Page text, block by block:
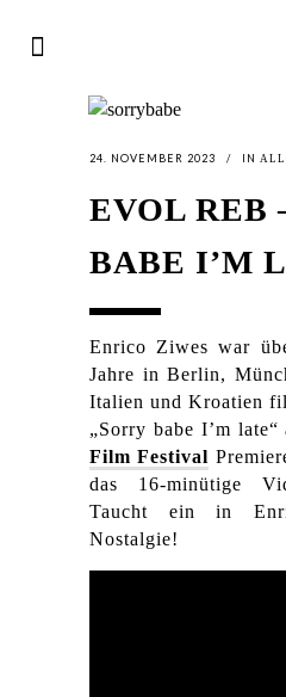
24. NOVEMBER 2023 IN
EVOL REB
BABE I’M
Enrico Ziwes war
Jahre in Berlin,
Italien und Kroatien
„Sorry babe I’m late“
Film Festival
das 16-minütige
Taucht ein in
Nostalgie!